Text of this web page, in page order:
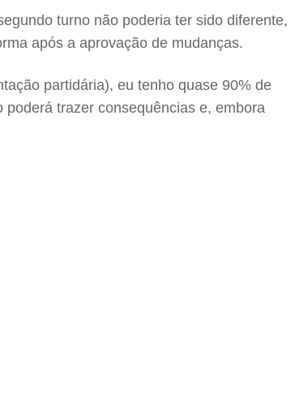
turno não poderia ter sido diferente,
após a aprovação de mudanças.
partidária), eu tenho quase 90% de
trazer consequências e, embora